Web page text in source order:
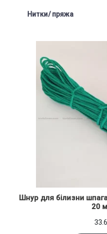
Нитки/ пряжа
Шнур для білизни
20